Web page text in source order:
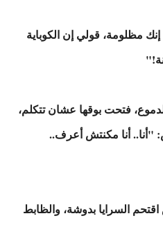
مظلومة، قولي إن الكوباية
فتحت بوقها عشان تتكلم،
أنا مكنتش أعرف..
السرايا بدوشة، والظابط